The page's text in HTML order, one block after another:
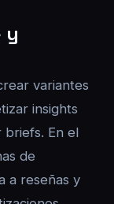
y
variantes
insights
briefs. En el
de
a reseñas y